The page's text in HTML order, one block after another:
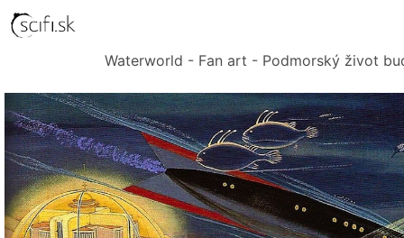
Waterworld - Fan art - Podmorský život